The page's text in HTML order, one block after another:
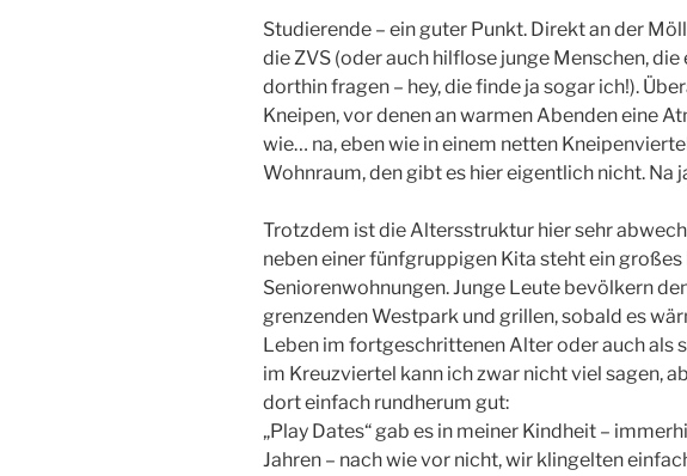
Studierende – ein guter Punkt. Direkt an der
die ZVS (oder auch hilflose junge Menschen, die
dorthin fragen – hey, die finde ja sogar ich!).
Kneipen, vor denen an warmen Abenden eine
wie… na, eben wie in einem netten
Wohnraum, den gibt es hier eigentlich nicht. Na
Trotzdem ist die Altersstruktur hier sehr
neben einer fünfgruppigen Kita steht ein großes
Seniorenwohnungen. Junge Leute bevölkern
grenzenden Westpark und grillen, sobald es
Leben im fortgeschrittenen Alter oder auch als
im Kreuzviertel kann ich zwar nicht viel sagen,
dort einfach rundherum gut:
„Play Dates“ gab es in meiner Kindheit –
Jahren – nach wie vor nicht, wir klingelten